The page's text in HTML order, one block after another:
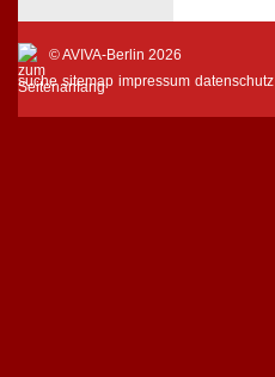
© AVIVA-Berlin 2026
suche sitemap impressum datenschutz